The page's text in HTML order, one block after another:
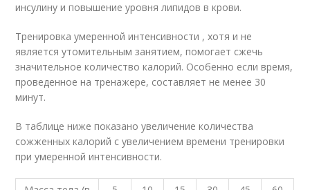
инсулину и повышение уровня липидов в крови.
Тренировка умеренной интенсивности , хотя и не
является утомительным занятием, помогает сжечь
значительное количество калорий. Особенно если время,
проведенное на тренажере, составляет не менее 30
минут.
В таблице ниже показано увеличение количества
сожженных калорий с увеличением времени тренировки
при умеренной интенсивности.